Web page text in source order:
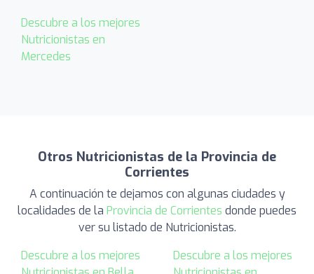
Descubre a los mejores
Nutricionistas en
Mercedes
Otros Nutricionistas de la Provincia de
Corrientes
A continuación te dejamos con algunas ciudades y
localidades de la Provincia de Corrientes donde puedes
ver su listado de Nutricionistas.
Descubre a los mejores
Descubre a los mejores